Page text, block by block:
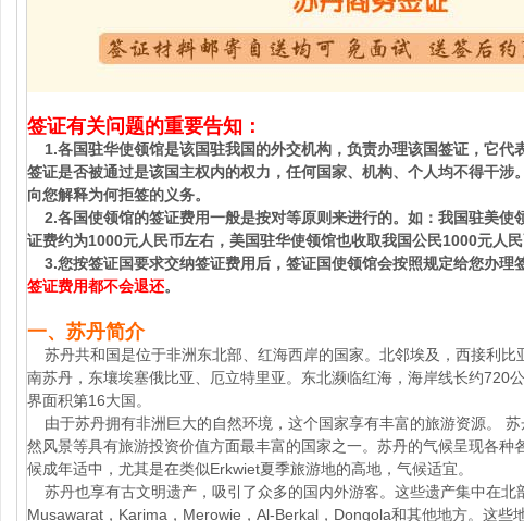
签证有关问题的重要告知：
1.各国驻华使领馆是该国驻我国的外交机构，负责办理该国签证，它代
签证是否被通过是该国主权内的权力，任何国家、机构、个人均不得干涉
向您解释为何拒签的义务。
2.各国使领馆的签证费用一般是按对等原则来进行的。如：我国驻美使
证费约为1000元人民币左右，美国驻华使领馆也收取我国公民1000元人民
3.您按签证国要求交纳签证费用后，签证国使领馆会按照规定给您办理签
签证费用都不会退还。
一、苏丹简介
苏丹共和国是位于非洲东北部、红海西岸的国家。北邻埃及，西接利比
南苏丹，东壤埃塞俄比亚、厄立特里亚。东北濒临红海，海岸线长约720
界面积第16大国。
由于苏丹拥有非洲巨大的自然环境，这个国家享有丰富的旅游资源。
然风景等具有旅游投资价值方面最丰富的国家之一。苏丹的气候呈现各种
候成年适中，尤其是在类似Erkwiet夏季旅游地的高地，气候适宜。
苏丹也享有古文明遗产，吸引了众多的国内外游客。这些遗产集中在北
Musawarat，Karima，Merowie，Al-Berkal，Dongola和其他地方。这些